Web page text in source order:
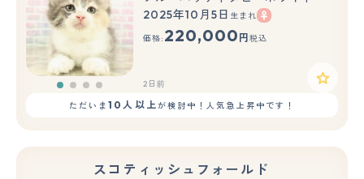
2025年10月5日 生まれ
価格: 220,000 円 税込
2日前
ただいま10人以上が検討中！人気急上昇中です！
スコティッシュフォールド